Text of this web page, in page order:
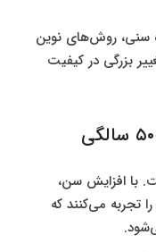
سنی، روش‌های نوین
بزرگی در کیفیت
با افزایش سن،
تجربه می‌کنند که